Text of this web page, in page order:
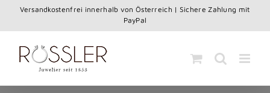
content
Versandkostenfrei innerhalb von Österreich | Sichere Zahlung mit
PayPal